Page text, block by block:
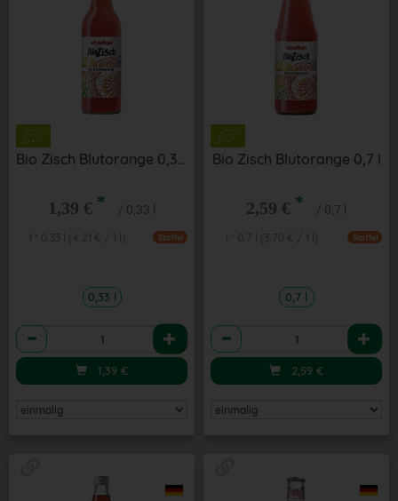
Bio Zisch Blutorange 0,33 l
1,39 € * / 0,33 l
Staffel
0,33 l
Anzahl
1,39 €
Bio Zisch Blutorange 0,7 l
2,59 € * / 0,7 l
Staffel
0,7 l
Anzahl
2,59 €